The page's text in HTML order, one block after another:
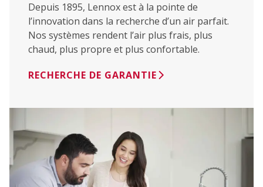
Depuis 1895, Lennox est à la pointe de
l’innovation dans la recherche d’un air parfait.
Nos systèmes rendent l’air plus frais, plus
chaud, plus propre et plus confortable.
RECHERCHE DE GARANTIE